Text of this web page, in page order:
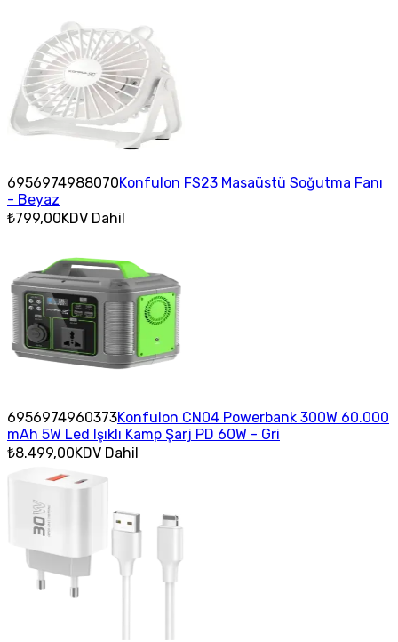
6956974988070Konfulon FS23 Masaüstü Soğutma Fanı
- Beyaz
₺799,00KDV Dahil
6956974960373Konfulon CN04 Powerbank 300W 60.000
mAh 5W Led Işıklı Kamp Şarj PD 60W - Gri
₺8.499,00KDV Dahil